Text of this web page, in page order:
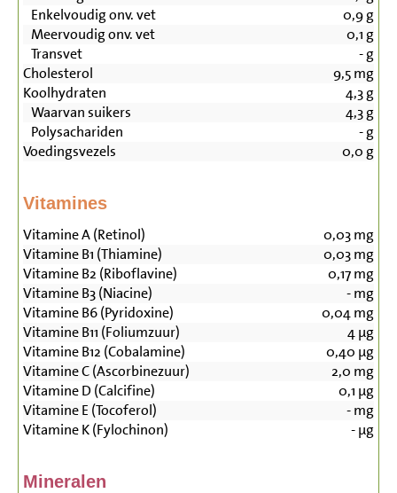
Enkelvoudig onv. vet
0,9g
Meervoudig onv. vet
0,1 g
Transvet
-g
Cholesterol
9,5mg
Koolhydraten
4,3g
Waarvan suikers
4,3g
Polysachariden
-g
Voedingsvezels
0,0 g
Vitamines
Vitamine A (Retinol) 0,03mg
Vitamine B1 (Thiamine)
0,03mg
Vitamine B2 (Riboflavine)
0,17mg
Vitamine B3 (Niacine)
-mg
Vitamine B6 (Pyridoxine)
0,04mg
Vitamine B11 (Foliumzuur)
4µg
Vitamine B12 (Cobalamine)
0,40 µg
Vitamine C (Ascorbinezuur)
2,0 mg
Vitamine D (Calcifine)
0,1 µg
Vitamine E (Tocoferol)
-mg
Vitamine K (Fylochinon)
-µg
Mineralen